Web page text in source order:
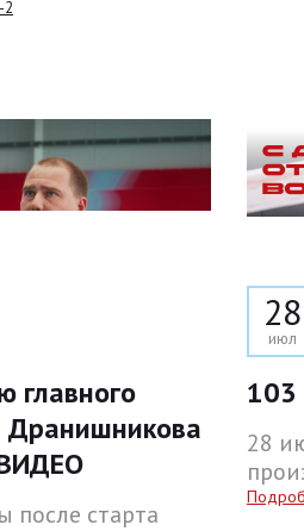
главного
Дранишникова
после старта
28
июл
103
28